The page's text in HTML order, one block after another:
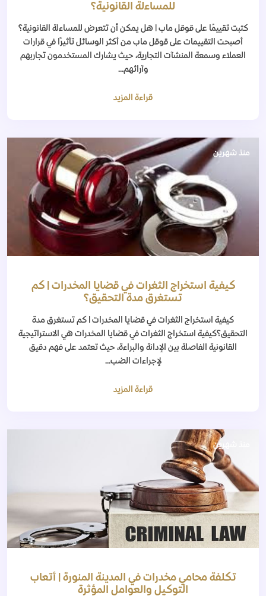
للمساءلة القانونية؟
كتبت تقييمًا على قوقل ماب | هل يمكن أن تتعرض للمساءلة القانونية؟
أصبحت التقييمات على قوقل ماب من أكثر الوسائل تأثيرًا في قرارات
العملاء وسمعة المنشآت التجارية، حيث يشارك المستخدمون تجاربهم
وآرائهم...
قراءة المزيد
منذ شهرين
كيفية استخراج الثغرات في قضايا المخدرات | كم
تستغرق مدة التحقيق؟
كيفية استخراج الثغرات في قضايا المخدرات | كم تستغرق مدة
التحقيق؟كيفية استخراج الثغرات في قضايا المخدرات هي الاستراتيجية
القانونية الفاصلة بين الإدانة والبراءة، حيث تعتمد على فهم دقيق
لإجراءات الضب...
قراءة المزيد
منذ شهرين
تكلفة محامي مخدرات في المدينة المنورة | أتعاب
التوكيل والعوامل المؤثرة